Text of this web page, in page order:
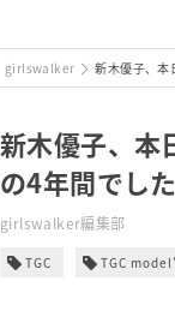
girlswalker 新木優子、本
新木優子、本
の4年間でした
girlswalker編集部
TGC TGC